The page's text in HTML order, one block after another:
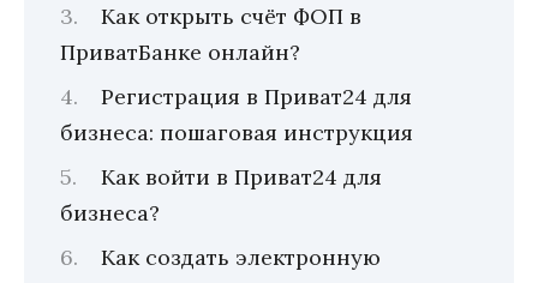
Как открыть счёт ФОП в
ПриватБанке онлайн?
Регистрация в Приват24 для
бизнеса: пошаговая инструкция
Как войти в Приват24 для
бизнеса?
Как создать электронную